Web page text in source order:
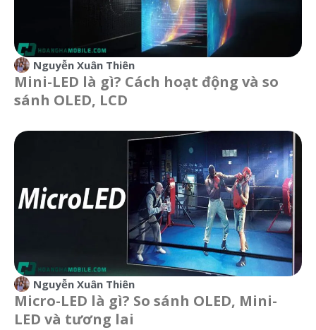
Nguyễn Xuân Thiên
Mini-LED là gì? Cách hoạt động và so
sánh OLED, LCD
Nguyễn Xuân Thiên
Micro-LED là gì? So sánh OLED, Mini-
LED và tương lai